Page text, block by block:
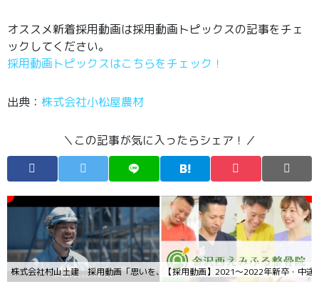
オススメ新着採用動画は採用動画トピックスの記事をチェ
ックしてください。
採用動画トピックスはこちらをチェック！
出典： 株式会社小松屋農材
＼この記事が気に入ったらシェア！／
【採用動画】2021～2022年新卒・中
株式会社村山土建 採用動画「思いを、形に。」